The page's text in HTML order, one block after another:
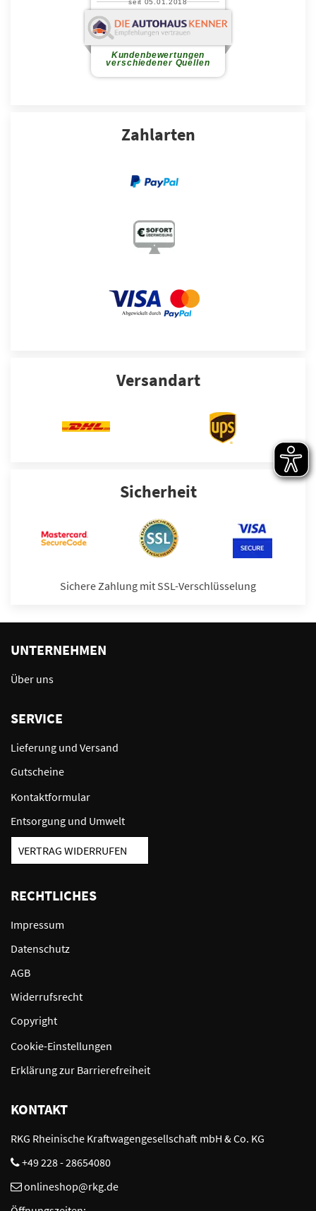
Zahlarten
Versandart
Sicherheit
Sichere Zahlung mit SSL-Verschlüsselung
UNTERNEHMEN
Über uns
SERVICE
Lieferung und Versand
Gutscheine
Kontaktformular
Entsorgung und Umwelt
VERTRAG WIDERRUFEN
RECHTLICHES
Impressum
Datenschutz
AGB
Widerrufsrecht
Copyright
Cookie-Einstellungen
Erklärung zur Barrierefreiheit
KONTAKT
RKG Rheinische Kraftwagengesellschaft mbH & Co. KG
+49 228 - 28654080
onlineshop@rkg.de